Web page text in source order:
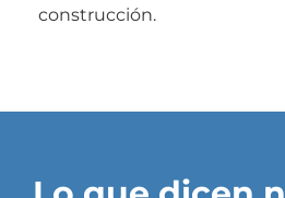
construcción.